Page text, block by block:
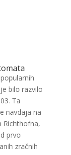
bilo razvilo
Ta
navdaja na
Richthofna,
prvo
zračnih